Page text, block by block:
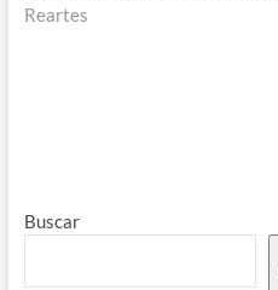
Reartes
Buscar